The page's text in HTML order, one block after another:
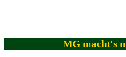
MG macht's